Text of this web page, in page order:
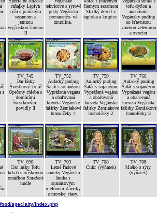
raňajky Lepivá
ryža s praženým
sezamom a
jemnou
vegánskou šunkou
II
tekvicové a syrové
prsty Vegánska
pomarančo- vá
zmrzlina.
čiernym sezamom
Sladký dezert z
tapioka a krupice.
tofu dyňou a
ananásom
Vegánsky puding
so šťavnatou
varenou zeleninou
a ovocím
s
TV_745
Dar lásky
Švestkový koláč
Opečený chleba s
domácími
švestkovými
povidly II
TV_752
Aulacký puding
Šalát s sojanézou
Vyprážaná vegáns
a obaľovaná
kreveta Vegánske
fašírky Zemiakové
hranolčeky 1
TV_759
Aulacký puding
Šalát s sojanézou
Vyprážaná vegáns
a obaľovaná
kreveta Vegánske
fašírky Zemiakové
hranolčeky 2
TV_766
Aulacký puding
Šalát s sojanézou
Vyprážaná vegáns
a obaľovaná
kreveta Vegánske
fašírky Zemiakové
hranolčeky 3
TV_696
Dar lásky Tofu
kebab s oříškovou
omáčkou Smažené
nudle
TV_703
Letné ľadové
nanuky Vegánska
šunka s
ananásovým
melónom Závitky
z morskej riasy.
TV_708
Cukr. (výňatek)
TV_708
Mléko a sýry.
(výňatek)
specialty/index.php